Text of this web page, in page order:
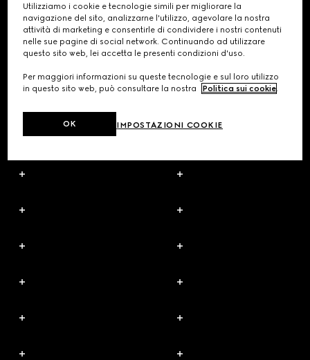
Utilizziamo i cookie e tecnologie simili per migliorare la
navigazione del sito, analizzarne l'utilizzo, agevolare la nostra
attività di marketing e consentirle di condividere i nostri contenuti
nelle sue pagine di social network. Continuando ad utilizzare
questo sito web, lei accetta le presenti condizioni d'uso.
Per maggiori informazioni su queste tecnologie e sul loro utilizzo
in questo sito web, può consultare la nostra
Politica sui cookie.
IMPOSTAZIONI COOKIE
OK